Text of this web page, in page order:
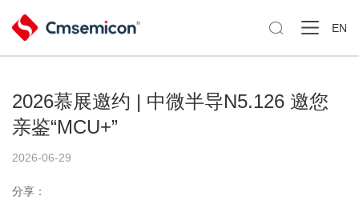
 EN
2026慕展邀约 | 中微半导N5.126 邀您
亲鉴“MCU+”
2026-06-29
分享：